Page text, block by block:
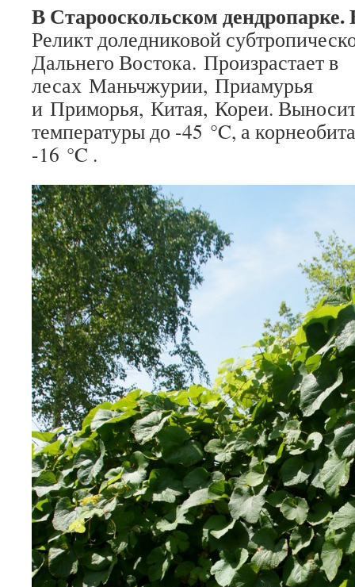
В Старооскольском
Реликт доледниковой
Дальнего Востока. Произрастает в
лесах Маньчжурии, Приамурья
и Приморья, Китая, Кореи.
температуры до -45 °C, а
-16 °C .